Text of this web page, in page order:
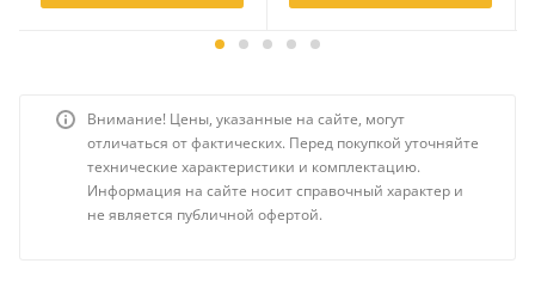
Внимание! Цены, указанные на сайте, могут
отличаться от фактических. Перед покупкой уточняйте
технические характеристики и комплектацию.
Информация на сайте носит справочный характер и
не является публичной офертой.